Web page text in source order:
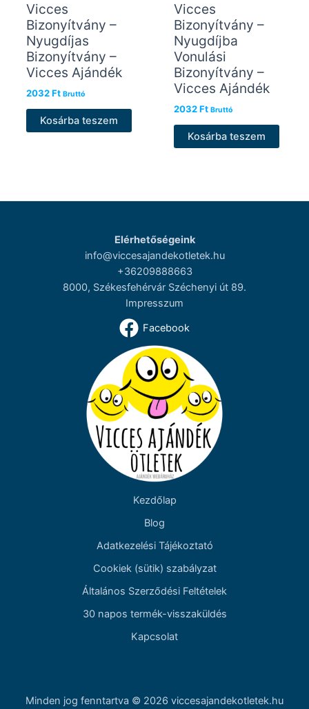
Vicces
Bizonyítvány –
Nyugdíjas
Bizonyítvány –
Vicces Ajándék
2032Ft Bruttó
Kosárba teszem
Vicces
Bizonyítvány –
Nyugdíjba
Vonulási
Bizonyítvány –
Vicces Ajándék
2032Ft Bruttó
Kosárba teszem
Elérhetőségeink
info@viccesajandekotletek.hu
+36209888663
8000, Székesfehérvár Széchenyi út 89.
Impresszum
Facebook
Kezdőlap
Blog
Adatkezelési Tájékoztató
Cookiek (sütik) szabályzat
Általános Szerződési Feltételek
30 napos termék-visszaküldés
Kapcsolat
Minden jog fenntartva © 2026 viccesajandekotletek.hu